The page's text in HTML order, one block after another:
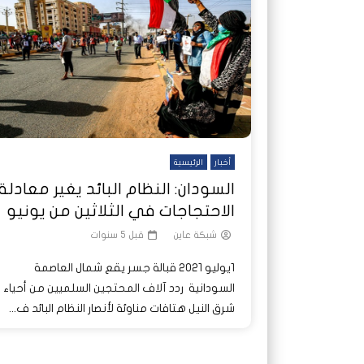
شاهد
عملتان وتطبيق مصرفي واحد.. كيف
تشظى النظام المصرفي في حرب
السودان؟
تصدر
ديون
شاهد
عملتان وتطبيق مصرفي واحد.. كيف
تشظى النظام المصرفي في حرب
السودان؟
على
أخبار الرئيسية
السودان: النظام البائد يغير
الاحتجاجات في الثلاثين من يونيو
شبكة عاين قبل 5 سنوات
1يوليو 2021 قبالة جسر يقع شمال العاصمة
السودانية ردد آلاف المحتجين السلميين من أحياء
شرق النيل هتافات مناوئة لأنصار النظام البائد ف...